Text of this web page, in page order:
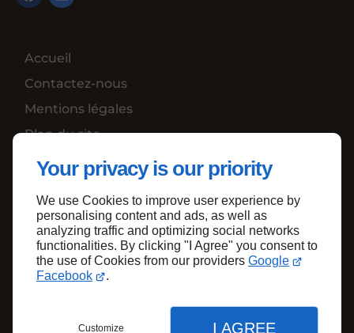
Your privacy is our priority
We use Cookies to improve user experience by
personalising content and ads, as well as
analyzing traffic and optimizing social networks
functionalities. By clicking "I Agree" you consent to
the use of Cookies from our providers Google
Facebook
.
Customize I AGREE
Accueil
Contactez-nous
Mentions légales
Plan du site
Haut de page